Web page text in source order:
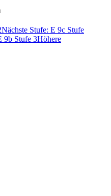
Nächste Stufe: E 9c Stufe
9b Stufe 3Höhere